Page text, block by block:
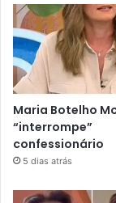
Maria Botelho
“interrompe”
confessionário
5 dias atrás